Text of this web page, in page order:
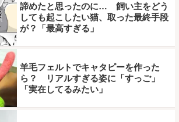
諦めたと思ったのに… 飼い主をどう
しても起こしたい猫、取った最終手段
が？「最高すぎる」
羊毛フェルトでキャタピーを作った
ら？ リアルすぎる姿に「すっご」
「実在してるみたい」